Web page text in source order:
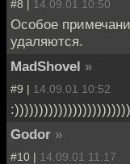
#8 | 14.09.01 10:50
Особое
удаляются.
MadShovel »
#9 | 14.09.01 10:52
Godor »
#10 | 14.09.01 11:17